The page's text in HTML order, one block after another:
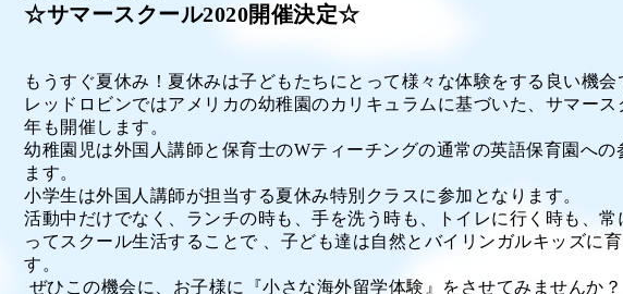
☆サマースクール2020開催決定☆
もうすぐ夏休み！夏休みは子どもたちにとって様々な体験をする良い機会
レッドロビンではアメリカの幼稚園のカリキュラムに基づいた、サマース
年も開催します。
幼稚園児は外国人講師と保育士のWティーチングの通常の英語保育園への
ます。
小学生は外国人講師が担当する夏休み特別クラスに参加となります。
活動中だけでなく、ランチの時も、 手を洗う時も、トイレに行く時も、常
ってスクール生活することで
子ども達は自然とバイリンガルキッズに育
す。
ぜひこの機会に、お子様に『小さな海外留学体験』をさせてみませんか？